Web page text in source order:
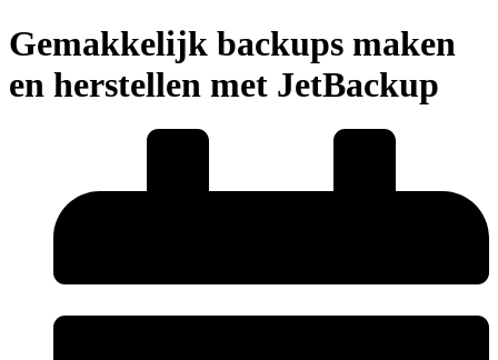
Gemakkelijk backups maken
en herstellen met JetBackup